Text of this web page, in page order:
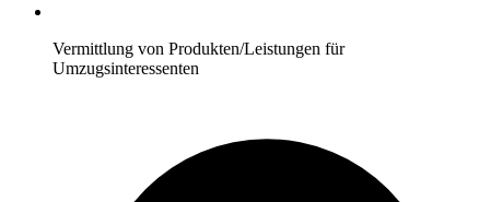
Vermittlung von Produkten/Leistungen für
Umzugsinteressenten